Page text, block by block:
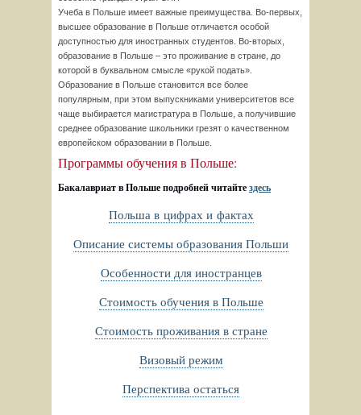
Учеба в Польше имеет важные преимущества. Во-первых,
высшее образование в Польше отличается особой
доступностью для иностранных студентов. Во-вторых,
образование в Польше – это проживание в стране, до
которой в буквальном смысле «рукой подать».
Образование в Польше становится все более
популярным, при этом выпускниками университетов все
чаще выбирается магистратура в Польше, а получившие
среднее образование школьники грезят о качественном
европейском образовании в Польше.
Программы обучения в Польше:
Бакалавриат в Польше подробней читайте здесь
Польша в цифрах и фактах
Описание системы образования Польши
Особенности для иностранцев
Стоимость обучения в Польше
Стоимость проживания в стране
Визовый режим
Перспектива остаться